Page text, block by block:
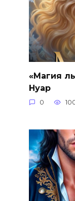
«Магия
Нуар
0